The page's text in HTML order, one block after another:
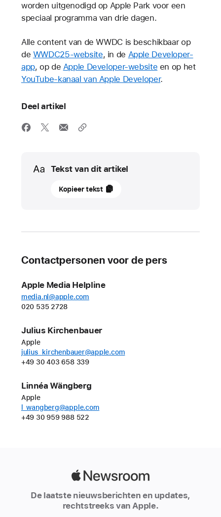
worden uitgenodigd op Apple Park voor een
speciaal programma van drie dagen.
Alle content van de WWDC is beschikbaar op
de WWDC25-website, in de Apple Developer-
app, op de Apple Developer-website en op het
YouTube-kanaal van Apple Developer.
Deel artikel
Media
Tekst van dit artikel
20
UPDATE
Worldwide
Conference
op
9 juni
start
Deze
jaarlijkse
conferentie
vindt
plaats
belooft
week
Kopieer tekst
Contactpersonen voor de pers
Apple Media Helpline
media.nl@apple.com
020 535 2728
Julius Kirchenbauer
Apple
julius_kirchenbauer@apple.com
+49 30 403 658 339
Linnéa Wängberg
Apple
l_wangberg@apple.com
+49 30 959 988 522
De laatste nieuwsberichten en updates,
rechtstreeks van Apple.